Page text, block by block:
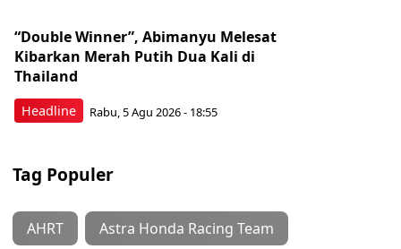
Headline
“Double Winner”, Abimanyu Melesat
Kibarkan Merah Putih Dua Kali di
Thailand
Rabu, 5 Agu 2026 - 18:55
Tag Populer
AHRT Astra Honda Racing Team